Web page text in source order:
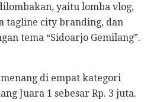
yaitu lomba vlog,
tagline city branding, dan
tema “Sidoarjo Gemilang”.
di empat kategori
Juara 1 sebesar Rp. 3 juta.